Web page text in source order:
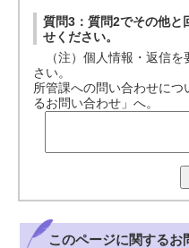
質問3：質問2でその他と
せください。
（注）個人情報・返信を
さい。
所管課への問い合わせに
るお問い合わせ」へ。
このページに関するお